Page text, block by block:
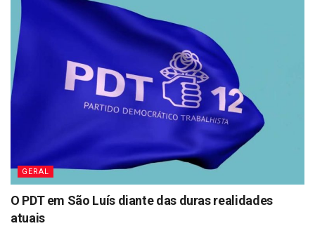
GERAL
O PDT em São Luís diante das duras realidades
atuais